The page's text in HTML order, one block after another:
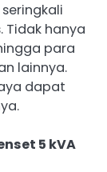
Tidak hanya
para
lainnya.
dapat
5 kVA